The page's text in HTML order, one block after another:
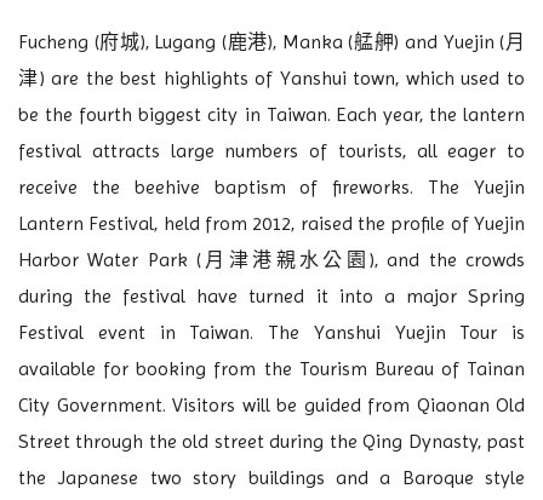
Fucheng (府城), Lugang (鹿港), Manka (艋舺) and Yuejin (月
津) are the best highlights of Yanshui town, which used to
be the fourth biggest city in Taiwan. Each year, the lantern
festival attracts large numbers of tourists, all eager to
receive the beehive baptism of fireworks. The Yuejin
Lantern Festival, held from 2012, raised the profile of Yuejin
Harbor Water Park (月津港親水公園), and the crowds
during the festival have turned it into a major Spring
Festival event in Taiwan. The Yanshui Yuejin Tour is
available for booking from the Tourism Bureau of Tainan
City Government. Visitors will be guided from Qiaonan Old
Street through the old street during the Qing Dynasty, past
the Japanese two story buildings and a Baroque style